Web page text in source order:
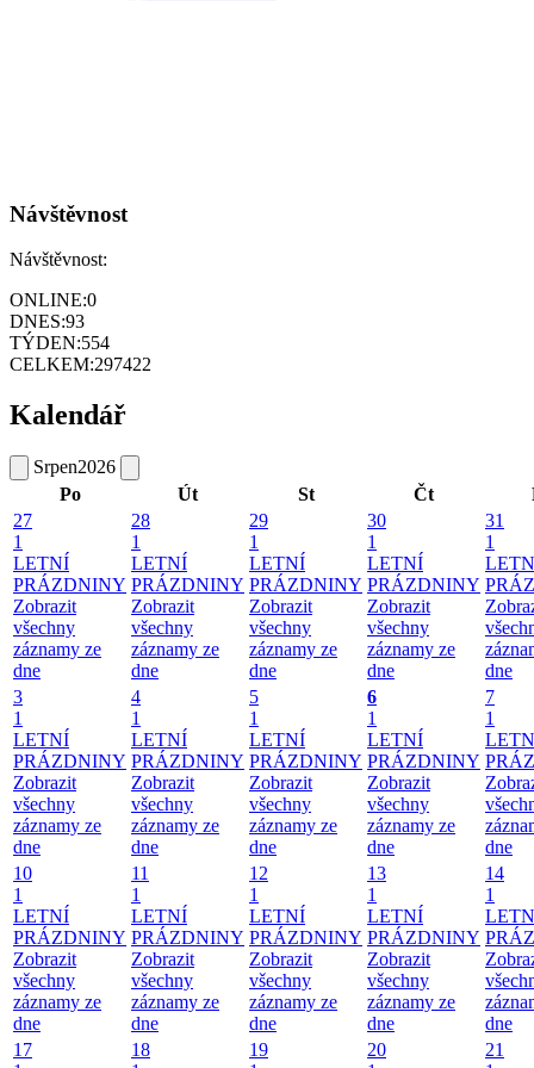
Návštěvnost
Návštěvnost:
ONLINE:0
DNES:93
TÝDEN:554
CELKEM:297422
Kalendář
Srpen2026
Po
Út St Čt
27
1
LETNÍ
PRÁZDNINY
Zobrazit
všechny
záznamy ze
dne
28
1
LETNÍ
PRÁZDNINY
Zobrazit
všechny
záznamy ze
dne
29
1
LETNÍ
PRÁZDNINY
Zobrazit
všechny
záznamy ze
dne
30
1
LETNÍ
PRÁZDNINY
Zobrazit
všechny
záznamy ze
dne
31
1
dne
3
1
LETNÍ
PRÁZDNINY
Zobrazit
všechny
záznamy ze
dne
4
1
LETNÍ
PRÁZDNINY
Zobrazit
všechny
záznamy ze
dne
5
1
LETNÍ
PRÁZDNINY
Zobrazit
všechny
záznamy ze
dne
6
1
LETNÍ
PRÁZDNINY
Zobrazit
všechny
záznamy ze
dne
7
1
dne
10
1
LETNÍ
PRÁZDNINY
Zobrazit
všechny
záznamy ze
dne
11
1
LETNÍ
PRÁZDNINY
Zobrazit
všechny
záznamy ze
dne
12
1
LETNÍ
PRÁZDNINY
Zobrazit
všechny
záznamy ze
dne
13
1
LETNÍ
PRÁZDNINY
Zobrazit
všechny
záznamy ze
dne
14
1
dne
17
18
19
20
21